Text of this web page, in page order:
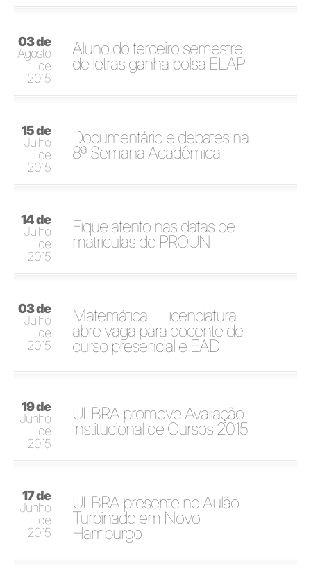
03 de
Agosto
de
2015
Aluno do terceiro semestre
de letras ganha bolsa ELAP
15 de
Julho
de
2015
Documentário e debates na
8ª Semana Acadêmica
14 de
Julho
de
2015
Fique atento nas datas de
matrículas do PROUNI
03 de
Julho
de
2015
Matemática - Licenciatura
abre vaga para docente de
curso presencial e EAD
19 de
Junho
de
2015
ULBRA promove Avaliação
Institucional de Cursos 2015
17 de
Junho
de
2015
ULBRA presente no Aulão
Turbinado em Novo
Hamburgo